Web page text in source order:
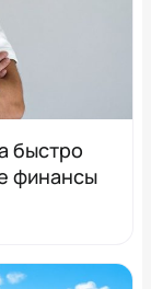
быстро
финансы